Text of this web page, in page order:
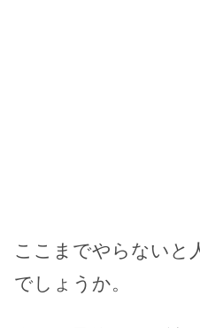
ここまでやらないと
でしょうか。